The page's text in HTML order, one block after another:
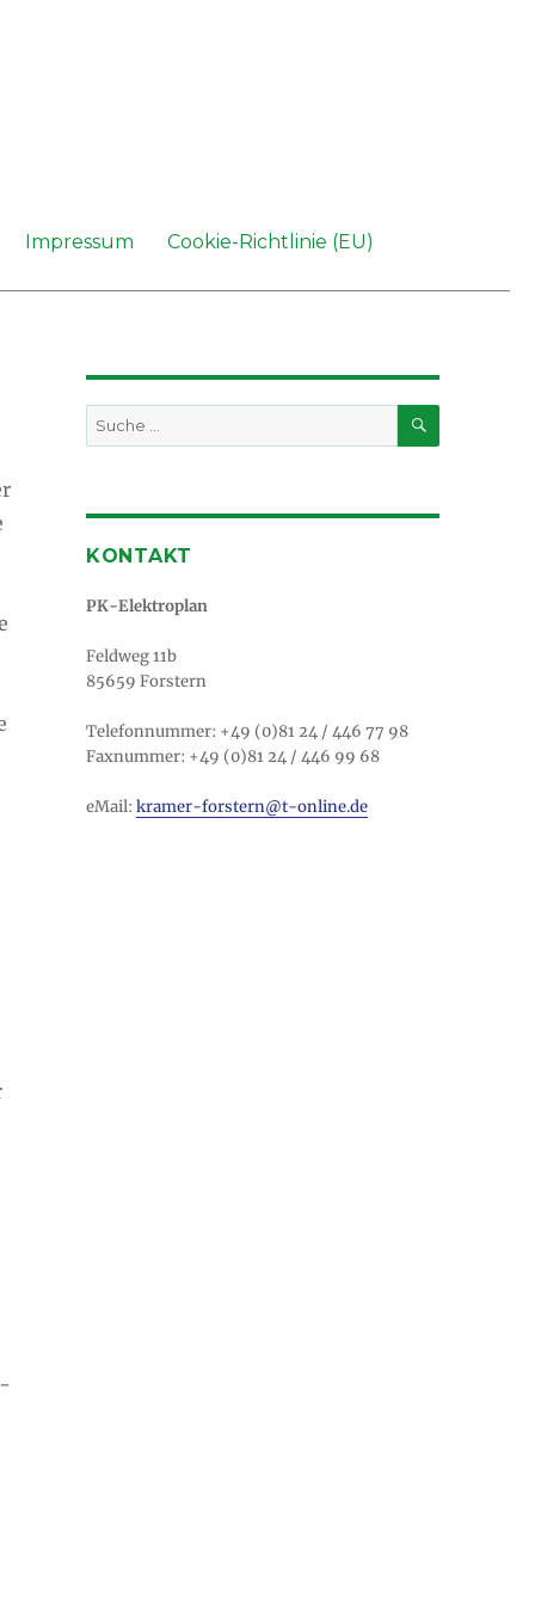
Impressum Cookie-Richtlinie (EU)
Suche
nach:
SUCHEN
KONTAKT
PK-Elektroplan
Feldweg 11b
85659 Forstern
Telefonnummer: +49 (0)81 24 / 446 77 98
Faxnummer: +49 (0)81 24 / 446 99 68
eMail: kramer-forstern@t-online.de